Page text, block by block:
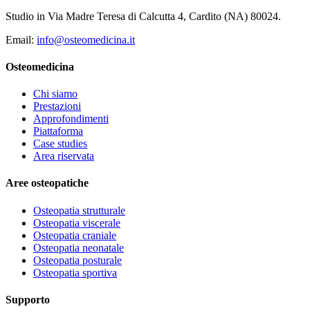
Studio in Via Madre Teresa di Calcutta 4, Cardito (NA) 80024.
Email: info@osteomedicina.it
Osteomedicina
Chi siamo
Prestazioni
Approfondimenti
Piattaforma
Case studies
Area riservata
Aree osteopatiche
Osteopatia strutturale
Osteopatia viscerale
Osteopatia craniale
Osteopatia neonatale
Osteopatia posturale
Osteopatia sportiva
Supporto